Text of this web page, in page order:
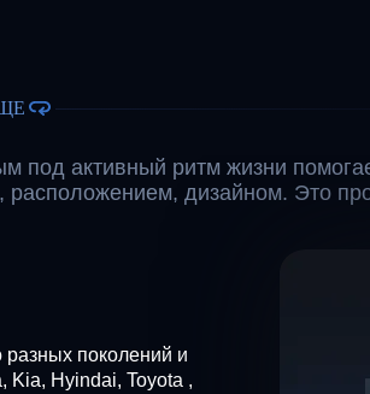
под активный ритм жизни
дизайном. Это
разных поколений и
Kia, Hyindai, Toyota ,